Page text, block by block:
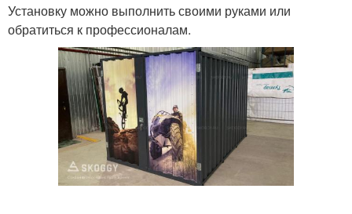
Установку можно выполнить своими руками или
обратиться к профессионалам.